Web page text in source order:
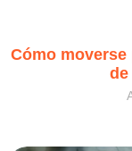
Cómo
de